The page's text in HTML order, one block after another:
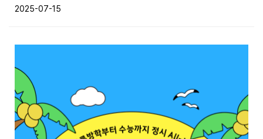
2025-07-15